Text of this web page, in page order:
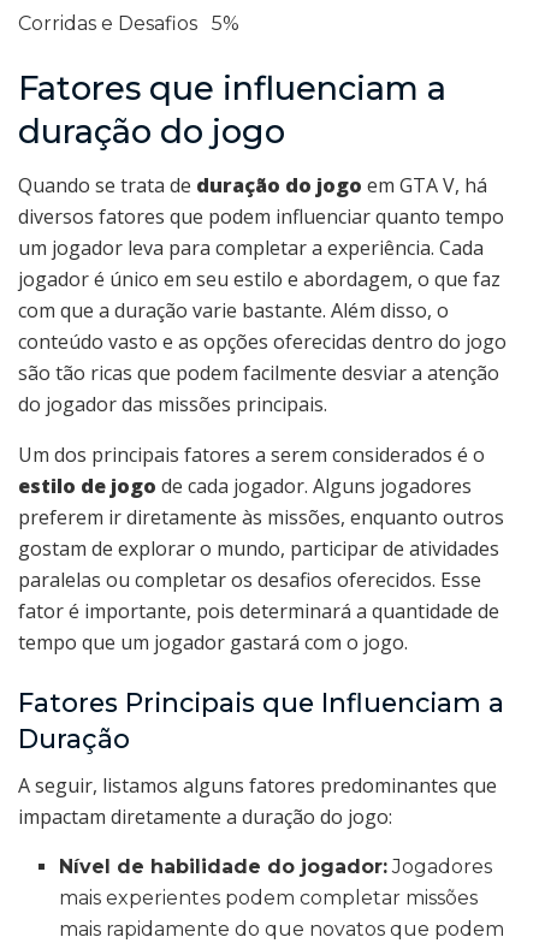
Corridas e Desafios
5%
Fatores que influenciam a
duração do jogo
Quando se trata de duração do jogo em GTA V, há
diversos fatores que podem influenciar quanto tempo
um jogador leva para completar a experiência. Cada
jogador é único em seu estilo e abordagem, o que faz
com que a duração varie bastante. Além disso, o
conteúdo vasto e as opções oferecidas dentro do jogo
são tão ricas que podem facilmente desviar a atenção
do jogador das missões principais.
Um dos principais fatores a serem considerados é o
estilo de jogo de cada jogador. Alguns jogadores
preferem ir diretamente às missões, enquanto outros
gostam de explorar o mundo, participar de atividades
paralelas ou completar os desafios oferecidos. Esse
fator é importante, pois determinará a quantidade de
tempo que um jogador gastará com o jogo.
Fatores Principais que Influenciam a
Duração
A seguir, listamos alguns fatores predominantes que
impactam diretamente a duração do jogo:
Nível de habilidade do jogador:Jogadores
mais experientes podem completar missões
mais rapidamente do que novatos que podem